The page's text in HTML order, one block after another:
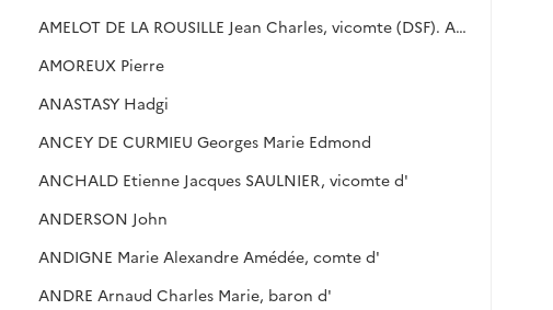
AMELOT DE LA ROUSILLE Jean Charles, vicomte (DSF). AMELOT, voir comte de CHAILLOU. AMIRALLY V, cf. DERCHE
AMOREUX Pierre
ANASTASY Hadgi
ANCEY DE CURMIEU Georges Marie Edmond
ANCHALD Etienne Jacques SAULNIER, vicomte d'
ANDERSON John
ANDIGNE Marie Alexandre Amédée, comte d'
ANDRE Arnaud Charles Marie, baron d'